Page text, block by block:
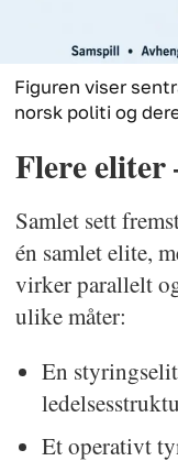
Figuren viser
norsk politi og
Flere eliter
Samlet sett
én samlet elite,
virker parallelt
ulike måter:
En
Et operativt